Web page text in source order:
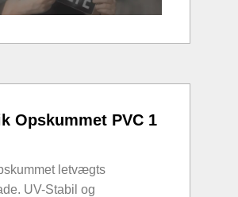
Opskummet PVC 1
letvægts
UV-Stabil og